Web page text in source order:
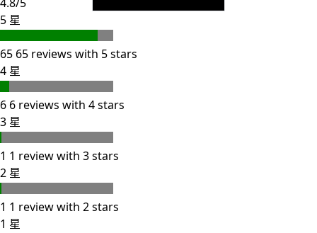
5 星
65 65 reviews with 5 stars
4 星
6 6 reviews with 4 stars
3 星
1 1 review with 3 stars
2 星
1 1 review with 2 stars
1 星